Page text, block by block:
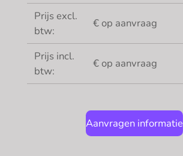
Prijs excl.
btw:
€ op aanvraag
Prijs incl.
btw:
€ op aanvraag
Aanvragen informatie